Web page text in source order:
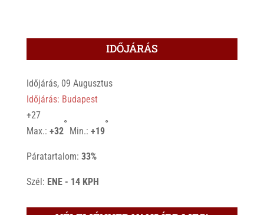
IDŐJÁRÁS
Időjárás, 09 Augusztus
Időjárás: Budapest
+27
Max.: +32
°
Min.: +19
°
Páratartalom: 33%
Szél: ENE - 14 KPH